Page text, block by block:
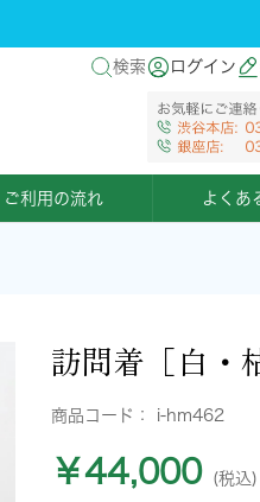
検索 ログイン
ご利用の流れ よくあ
訪問着［白・
商品コード： i-hm462
￥44,000 (税込)